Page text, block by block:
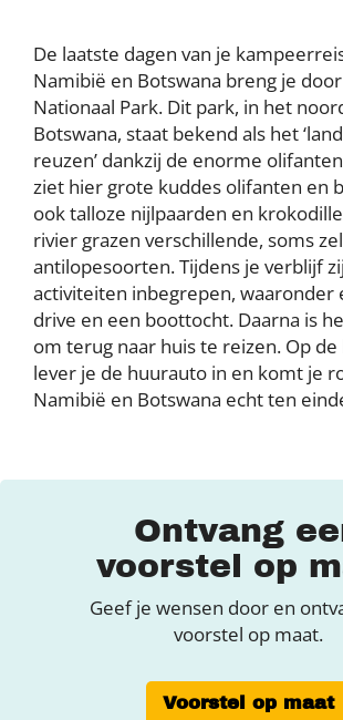
De laatste dagen van je
Namibië en Botswana breng je
Nationaal Park. Dit park, in het
Botswana, staat bekend als het
reuzen’ dankzij de enorme
ziet hier grote kuddes olifanten en
ook talloze nijlpaarden en
rivier grazen verschillende, soms
antilopesoorten. Tijdens je verblijf
activiteiten inbegrepen, waaronder
drive en een boottocht. Daarna is
om terug naar huis te reizen. Op
lever je de huurauto in en komt je
Namibië en Botswana echt ten
Ontvang
voorstel op
Geef je wensen door en
voorstel op maat.
Voorstel op maat